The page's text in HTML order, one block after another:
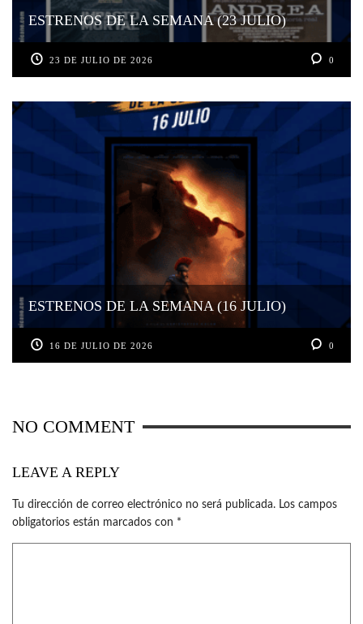
ESTRENOS DE LA SEMANA (23 JULIO)
23 DE JULIO DE 2026 0
ESTRENOS DE LA SEMANA (16 JULIO)
16 DE JULIO DE 2026 0
NO COMMENT
LEAVE A REPLY
Tu dirección de correo electrónico no será publicada. Los campos
obligatorios están marcados con *